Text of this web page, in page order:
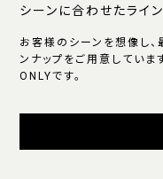
シーンに合わせたライ
お客様のシーンを想像し
ンナップをご用意していま
ONLYです。